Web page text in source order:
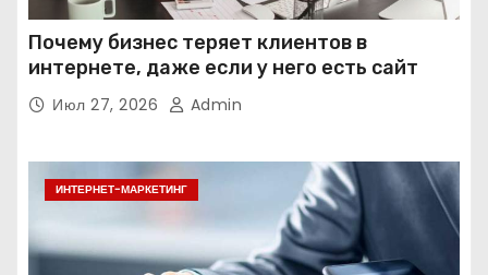
Почему бизнес теряет клиентов в
интернете, даже если у него есть сайт
Июл 27, 2026 Admin
ИНТЕРНЕТ-МАРКЕТИНГ